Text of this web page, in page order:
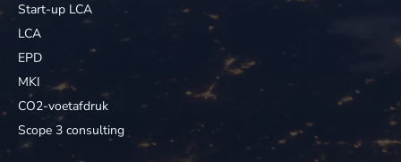
Start-up LCA
LCA
EPD
MKI
CO2-voetafdruk
Scope 3 consulting